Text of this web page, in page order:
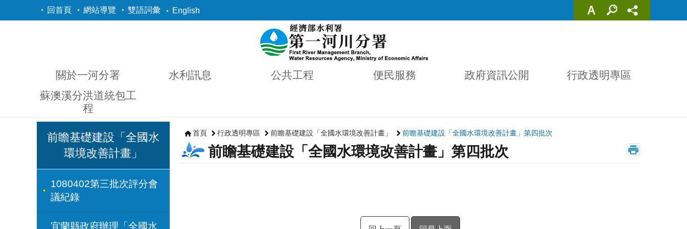
跳到主要內容區塊
回首頁 網站導覽 雙語詞彙 English
關於一河分署 水利訊息 公共工程 便民服務 政府資訊公開
行政透明專區
蘇澳溪分洪道統包工
程
前瞻基礎建設「全國水
環境改善計畫」
1080402第三批次評分會
議紀錄
宜蘭縣政府辦理「全國水
首頁 行政透明專區 前瞻基礎建設「全國水環境改善計畫」 前瞻基礎建設「全國水環境改善計畫」第四批次
前瞻基礎建設「全國水環境改善計畫」第四批次